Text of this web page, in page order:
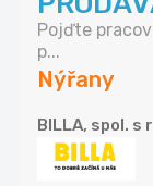
Pojďte
p...
Nýřany
BILLA, spol. s